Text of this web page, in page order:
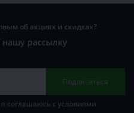
об акциях и скидках?
рассылку
Подписаться
соглашаюсь с условиями